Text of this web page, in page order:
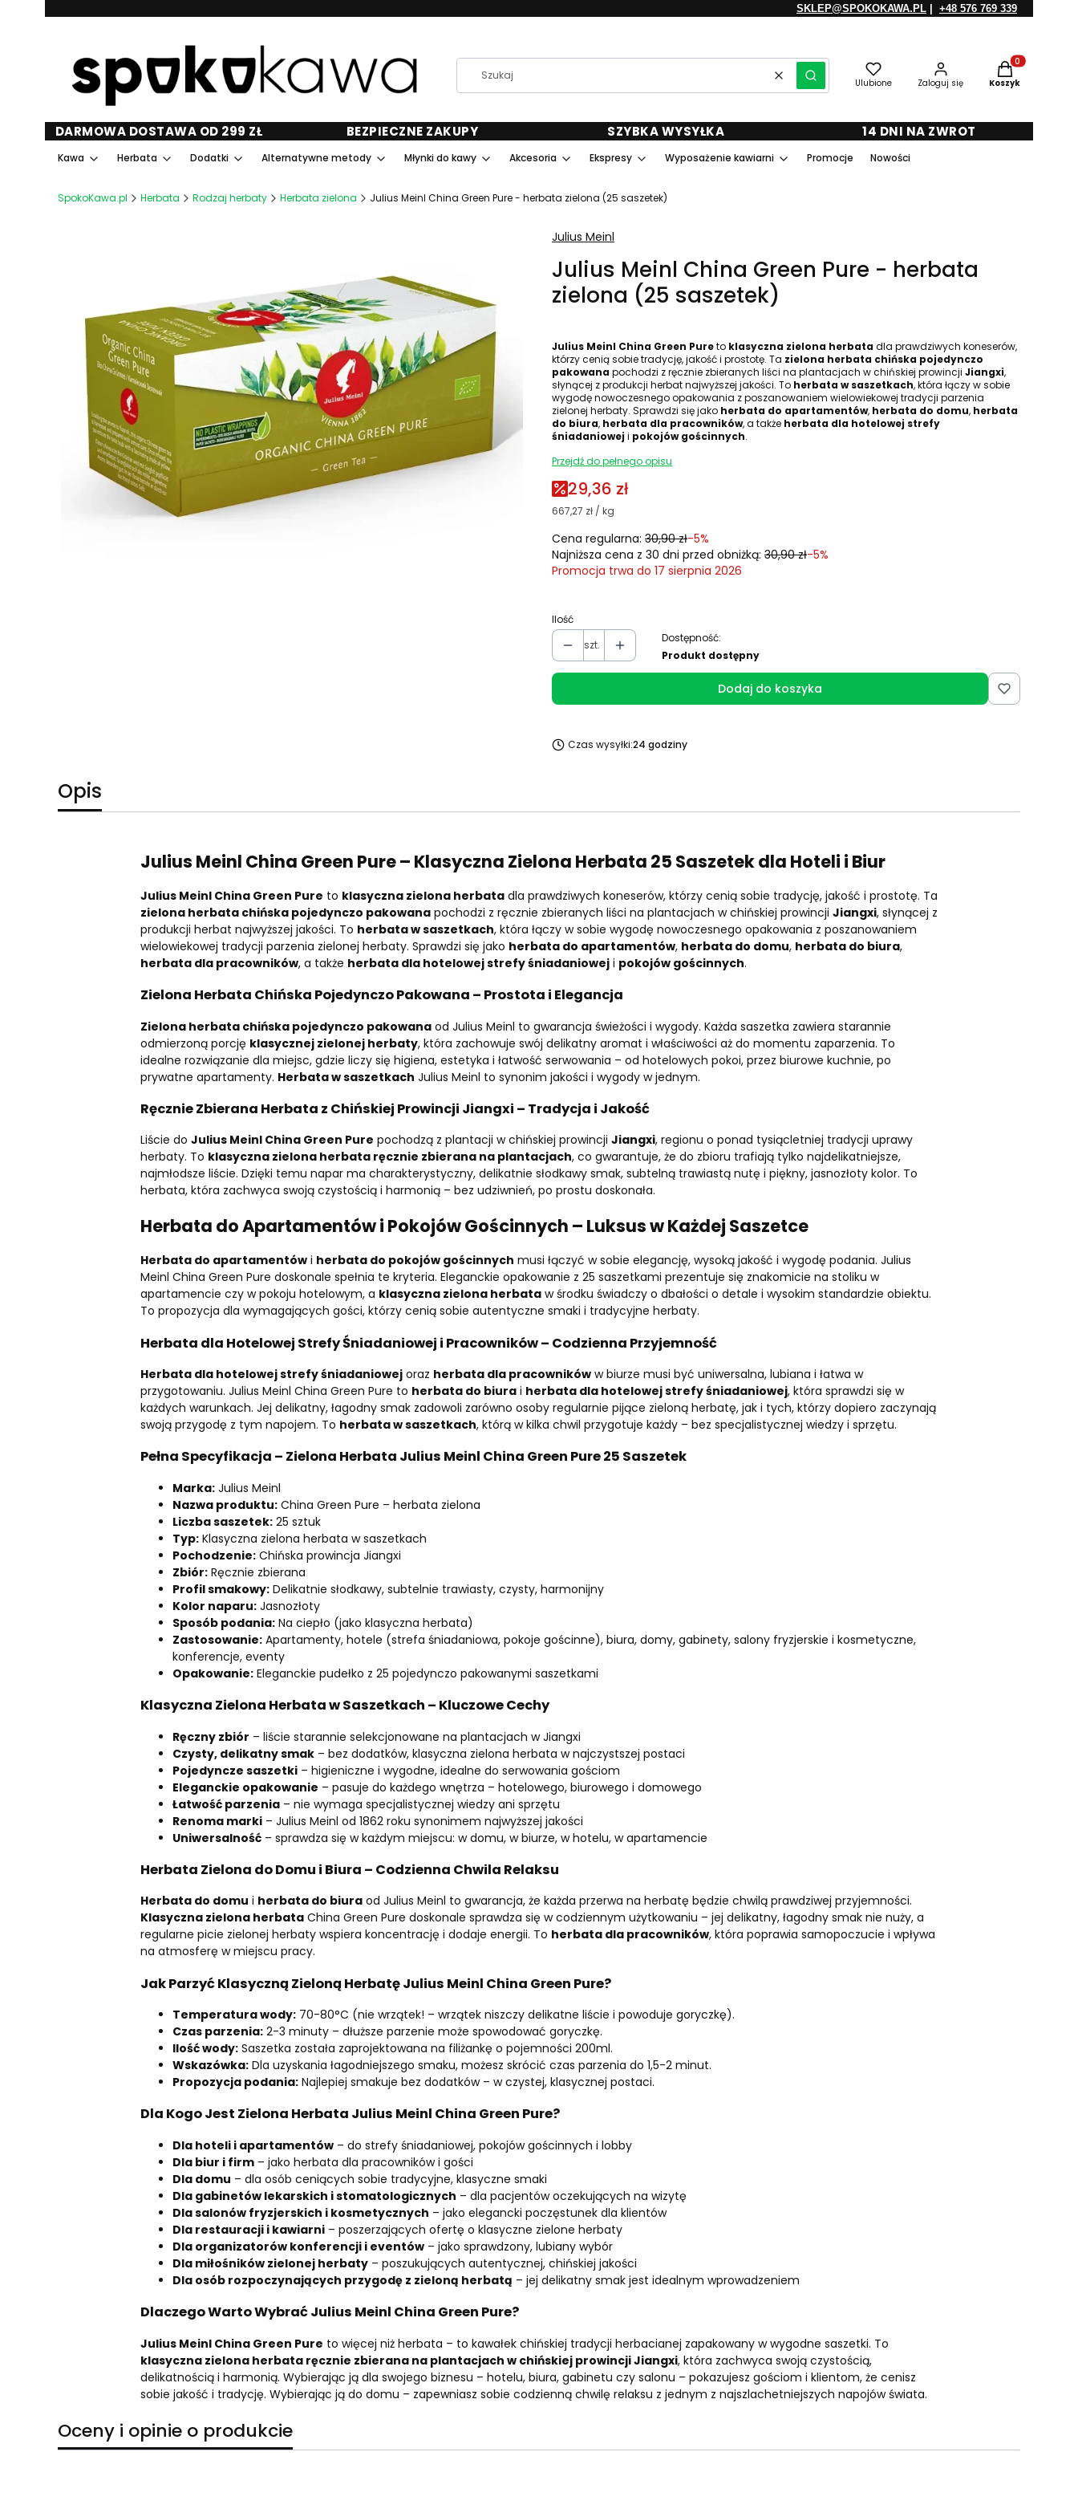
SKLEP@SPOKOKAWA.PL +48 576 769 339
WyczyśćSzukaj Ulubione Zaloguj się
Produkty w
Koszyk
DARMOWA DOSTAWA OD 299 ZŁ BEZPIECZNE ZAKUPY SZYBKA WYSYŁKA 14 DNI NA ZWROT
Kawa Herbata Dodatki Alternatywne metody Młynki do kawy Akcesoria Ekspresy Wyposażenie kawiarni Promocje Nowości
SpokoKawa.pl Herbata Rodzaj herbaty Herbata zielona Julius Meinl China Green Pure - herbata zielona (25 saszetek)
Julius Meinl
Julius Meinl China Green Pure - herbata
zielona (25 saszetek)
Julius Meinl China Green Pureto klasyczna zielona herbata dla prawdziwych koneserów,
którzy cenią sobie tradycję, jakość i prostotę. Ta zielona herbata chińska pojedynczo
pakowana pochodzi z ręcznie zbieranych liści na plantacjach w chińskiej prowincji Jiangxi,
słynącej z produkcji herbat najwyższej jakości. To herbata w saszetkach, która łączy w sobie
wygodę nowoczesnego opakowania z poszanowaniem wielowiekowej tradycji parzenia
zielonej herbaty. Sprawdzi się jako herbata do apartamentów, herbata do domu, herbata
do biura, herbata dla pracowników, a także herbata dla hotelowej strefy
śniadaniowej i pokojów gościnnych.
Przejdź do pełnego opisu
29,36 zł
667,27 zł / kg
Cena regularna: 30,90 zł-5%
Najniższa cena z 30 dni przed obniżką: 30,90 zł-5%
Promocja trwa do 17 sierpnia 2026
Ilość
szt.
Dostępność:
Produkt dostępny
Dodaj do koszyka
Czas wysyłki:24 godziny
Opis
Julius Meinl China Green Pure – Klasyczna Zielona Herbata 25 Saszetek dla Hoteli i Biur
Julius Meinl China Green Pure to klasyczna zielona herbatadla prawdziwych koneserów, którzy cenią sobie tradycję, jakość i prostotę. Ta
zielona herbata chińska pojedynczo pakowanapochodzi z ręcznie zbieranych liści na plantacjach w chińskiej prowincji Jiangxi, słynącej z
produkcji herbat najwyższej jakości. To herbata w saszetkach, która łączy w sobie wygodę nowoczesnego opakowania z poszanowaniem
wielowiekowej tradycji parzenia zielonej herbaty. Sprawdzi się jako herbata do apartamentów, herbata do domu, herbata do biura,
herbata dla pracowników, a także herbata dla hotelowej strefy śniadanioweji pokojów gościnnych.
Zielona Herbata Chińska Pojedynczo Pakowana – Prostota i Elegancja
Zielona herbata chińska pojedynczo pakowanaod Julius Meinl to gwarancja świeżości i wygody. Każda saszetka zawiera starannie
odmierzoną porcję klasycznej zielonej herbaty, która zachowuje swój delikatny aromat i właściwości aż do momentu zaparzenia. To
idealne rozwiązanie dla miejsc, gdzie liczy się higiena, estetyka i łatwość serwowania – od hotelowych pokoi, przez biurowe kuchnie, po
prywatne apartamenty. Herbata w saszetkach Julius Meinl to synonim jakości i wygody w jednym.
Ręcznie Zbierana Herbata z Chińskiej Prowincji Jiangxi – Tradycja i Jakość
Liście do Julius Meinl China Green Pure pochodzą z plantacji w chińskiej prowincji Jiangxi, regionu o ponad tysiącletniej tradycji uprawy
herbaty. To klasyczna zielona herbata ręcznie zbierana na plantacjach, co gwarantuje, że do zbioru trafiają tylko najdelikatniejsze,
najmłodsze liście. Dzięki temu napar ma charakterystyczny, delikatnie słodkawy smak, subtelną trawiastą nutę i piękny, jasnozłoty kolor. To
herbata, która zachwyca swoją czystością i harmonią – bez udziwnień, po prostu doskonała.
Herbata do Apartamentów i Pokojów Gościnnych – Luksus w Każdej Saszetce
Herbata do apartamentówi herbata do pokojów gościnnych musi łączyć w sobie elegancję, wysoką jakość i wygodę podania. Julius
Meinl China Green Pure doskonale spełnia te kryteria. Eleganckie opakowanie z 25 saszetkami prezentuje się znakomicie na stoliku w
apartamencie czy w pokoju hotelowym, a klasyczna zielona herbataw środku świadczy o dbałości o detale i wysokim standardzie obiektu.
To propozycja dla wymagających gości, którzy cenią sobie autentyczne smaki i tradycyjne herbaty.
Herbata dla Hotelowej Strefy Śniadaniowej i Pracowników – Codzienna Przyjemność
Herbata dla hotelowej strefy śniadaniowejoraz herbata dla pracownikóww biurze musi być uniwersalna, lubiana i łatwa w
przygotowaniu. Julius Meinl China Green Pure to herbata do biurai herbata dla hotelowej strefy śniadaniowej, która sprawdzi się w
każdych warunkach. Jej delikatny, łagodny smak zadowoli zarówno osoby regularnie pijące zieloną herbatę, jak i tych, którzy dopiero zaczynają
swoją przygodę z tym napojem. To herbata w saszetkach, którą w kilka chwil przygotuje każdy – bez specjalistycznej wiedzy i sprzętu.
Pełna Specyfikacja – Zielona Herbata Julius Meinl China Green Pure 25 Saszetek
Marka:Julius Meinl
Nazwa produktu:China Green Pure – herbata zielona
Liczba saszetek:25 sztuk
Typ:Klasyczna zielona herbata w saszetkach
Pochodzenie:Chińska prowincja Jiangxi
Zbiór:Ręcznie zbierana
Profil smakowy:Delikatnie słodkawy, subtelnie trawiasty, czysty, harmonijny
Kolor naparu:Jasnozłoty
Sposób podania:Na ciepło (jako klasyczna herbata)
Zastosowanie:Apartamenty, hotele (strefa śniadaniowa, pokoje gościnne), biura, domy, gabinety, salony fryzjerskie i kosmetyczne,
konferencje, eventy
Opakowanie:Eleganckie pudełko z 25 pojedynczo pakowanymi saszetkami
Klasyczna Zielona Herbata w Saszetkach – Kluczowe Cechy
Ręczny zbiór – liście starannie selekcjonowane na plantacjach w Jiangxi
Czysty, delikatny smak– bez dodatków, klasyczna zielona herbata w najczystszej postaci
Pojedyncze saszetki– higieniczne i wygodne, idealne do serwowania gościom
Eleganckie opakowanie – pasuje do każdego wnętrza – hotelowego, biurowego i domowego
Łatwość parzenia– nie wymaga specjalistycznej wiedzy ani sprzętu
Renoma marki– Julius Meinl od 1862 roku synonimem najwyższej jakości
Uniwersalność– sprawdza się w każdym miejscu: w domu, w biurze, w hotelu, w apartamencie
Herbata Zielona do Domu i Biura – Codzienna Chwila Relaksu
Herbata do domu i herbata do biuraod Julius Meinl to gwarancja, że każda przerwa na herbatę będzie chwilą prawdziwej przyjemności.
Klasyczna zielona herbataChina Green Pure doskonale sprawdza się w codziennym użytkowaniu – jej delikatny, łagodny smak nie nuży, a
regularne picie zielonej herbaty wspiera koncentrację i dodaje energii. To herbata dla pracowników, która poprawia samopoczucie i wpływa
na atmosferę w miejscu pracy.
Jak Parzyć Klasyczną Zieloną Herbatę Julius Meinl China Green Pure?
Temperatura wody:70-80°C (nie wrzątek! – wrzątek niszczy delikatne liście i powoduje goryczkę).
Czas parzenia:2-3 minuty – dłuższe parzenie może spowodować goryczkę.
Ilość wody:Saszetka została zaprojektowana na filiżankę o pojemności 200ml.
Wskazówka:Dla uzyskania łagodniejszego smaku, możesz skrócić czas parzenia do 1,5-2 minut.
Propozycja podania:Najlepiej smakuje bez dodatków – w czystej, klasycznej postaci.
Dla Kogo Jest Zielona Herbata Julius Meinl China Green Pure?
Dla hoteli i apartamentów– do strefy śniadaniowej, pokojów gościnnych i lobby
Dla biur i firm– jako herbata dla pracowników i gości
Dla domu – dla osób ceniących sobie tradycyjne, klasyczne smaki
Dla gabinetów lekarskich i stomatologicznych – dla pacjentów oczekujących na wizytę
Dla salonów fryzjerskich i kosmetycznych – jako elegancki poczęstunek dla klientów
Dla restauracji i kawiarni– poszerzających ofertę o klasyczne zielone herbaty
Dla organizatorów konferencji i eventów– jako sprawdzony, lubiany wybór
Dla miłośników zielonej herbaty– poszukujących autentycznej, chińskiej jakości
Dla osób rozpoczynających przygodę z zieloną herbatą – jej delikatny smak jest idealnym wprowadzeniem
Dlaczego Warto Wybrać Julius Meinl China Green Pure?
Julius Meinl China Green Pure to więcej niż herbata – to kawałek chińskiej tradycji herbacianej zapakowany w wygodne saszetki. To
klasyczna zielona herbata ręcznie zbierana na plantacjach w chińskiej prowincji Jiangxi, która zachwyca swoją czystością,
delikatnością i harmonią. Wybierając ją dla swojego biznesu – hotelu, biura, gabinetu czy salonu – pokazujesz gościom i klientom, że cenisz
sobie jakość i tradycję. Wybierając ją do domu – zapewniasz sobie codzienną chwilę relaksu z jednym z najszlachetniejszych napojów świata.
Oceny i opinie o produkcie